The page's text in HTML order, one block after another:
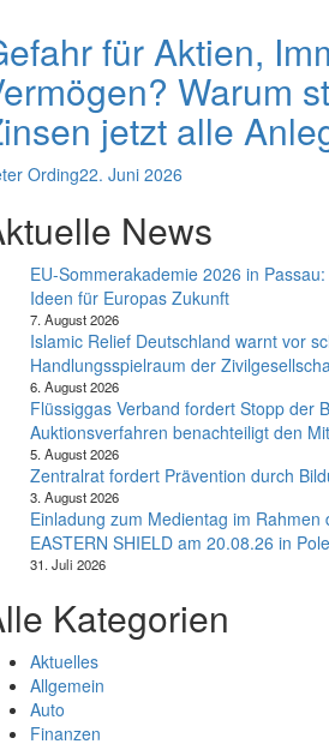
für Aktien,
Warum
jetzt alle
Ording22. Juni 2026
News
EU-Sommerakademie 2026 in
Ideen für Europas Zukunft
7. August 2026
Islamic Relief Deutschland warnt vor
Handlungsspielraum der
6. August 2026
Flüssiggas Verband fordert Stopp der
Auktionsverfahren benachteiligt den
5. August 2026
Zentralrat fordert Prävention durch
3. August 2026
Einladung zum Medientag im Rahmen
EASTERN SHIELD am 20.08.26 in
31. Juli 2026
Kategorien
Aktuelles
Allgemein
Auto
Finanzen